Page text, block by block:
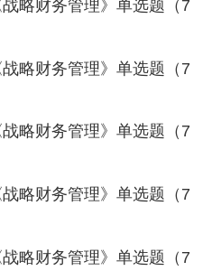
略财务管理》单选题（7
略财务管理》单选题（7
略财务管理》单选题（7
略财务管理》单选题（7
略财务管理》单选题（7